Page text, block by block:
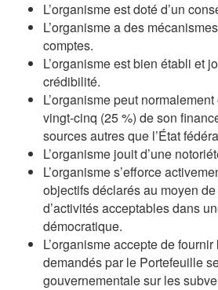
L’organisme est doté d’un
L’organisme a des
comptes.
L’organisme est bien établi et
crédibilité.
L’organisme peut
vingt-cinq (25 %) de son
sources autres que l’État
L’organisme jouit d’une
L’organisme s’efforce
objectifs déclarés au moyen
d’activités acceptables dans
démocratique.
L’organisme accepte de
demandés par le Portefeuille
gouvernementale sur les